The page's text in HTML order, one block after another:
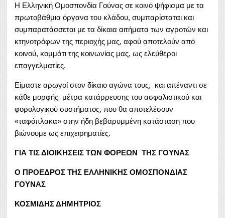
Η Ελληνική Ομοσπονδία Γούνας σε κοινό ψήφισμα με τα
πρωτοβάθμια όργανα του κλάδου, συμπαρίσταται και
συμπαρατάσσεται με τα δίκαια αιτήματα των αγροτών και
κτηνοτρόφων της περιοχής μας, αφού αποτελούν από
κοινού, κομμάτι της κοινωνίας μας, ως ελεύθεροι
επαγγελματίες.
Είμαστε αρωγοί στον δίκαιο αγώνα τους, και απέναντι σε
κάθε μορφής μέτρα κατάρρευσης του ασφαλιστικού και
φορολογικού συστήματος, που θα αποτελέσουν
«ταφόπλακα» στην ήδη βεβαρυμμένη κατάσταση που
βιώνουμε ως επιχειρηματίες.
ΓΙΑ ΤΙΣ ΔΙΟΙΚΗΣΕΙΣ ΤΩΝ ΦΟΡΕΩΝ ΤΗΣ ΓΟΥΝΑΣ
Ο ΠΡΟΕΔΡΟΣ ΤΗΣ ΕΛΛΗΝΙΚΗΣ ΟΜΟΣΠΟΝΔΙΑΣ
ΓΟΥΝΑΣ
ΚΟΣΜΙΔΗΣ ΔΗΜΗΤΡΙΟΣ